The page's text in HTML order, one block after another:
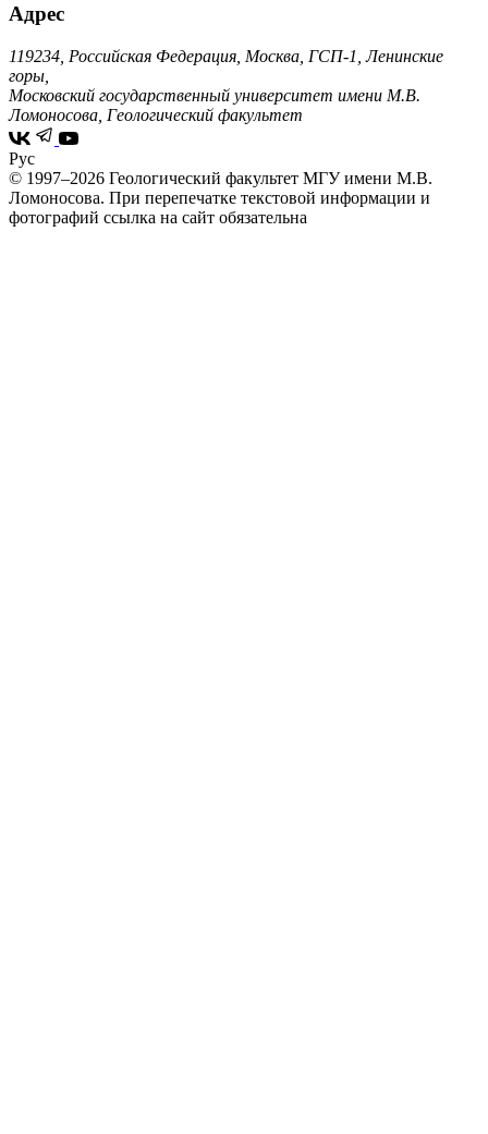
Адрес
119234, Российская Федерация, Москва, ГСП-1, Ленинские
горы,
Московский государственный университет имени М.В.
Ломоносова, Геологический факультет
Рус
© 1997–2026 Геологический факультет МГУ имени М.В.
Ломоносова. При перепечатке текстовой информации и
фотографий ссылка на сайт обязательна